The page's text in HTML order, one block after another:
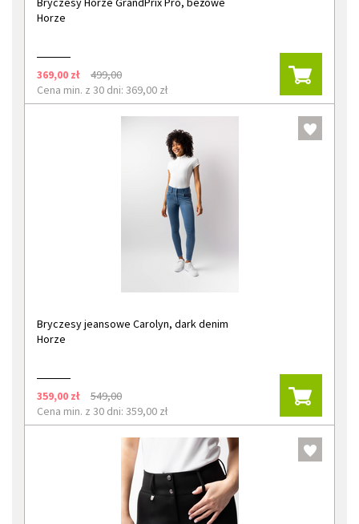
Horze
369,00 zł
499,00
Cena min. z 30 dni: 369,00 zł
Bryczesy jeansowe Carolyn, dark denim
Horze
359,00 zł
549,00
Cena min. z 30 dni: 359,00 zł